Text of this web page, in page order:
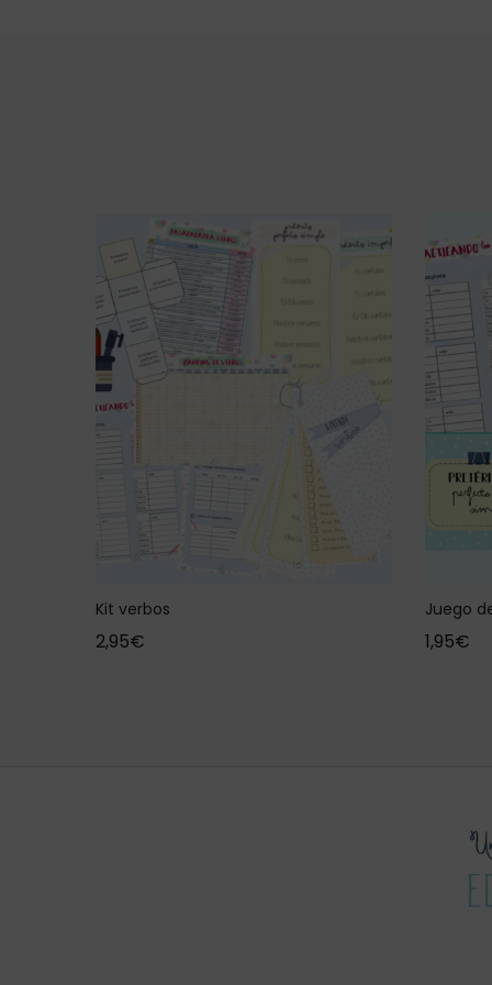
Kit verbos
2,95€
Juego
1,95€